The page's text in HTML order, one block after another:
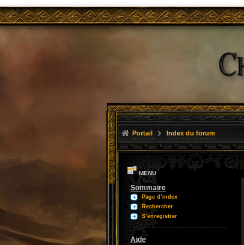
Portail Index du forum
MENU
Sommaire
Page d’index
Rechercher
S’enregistrer
Aide